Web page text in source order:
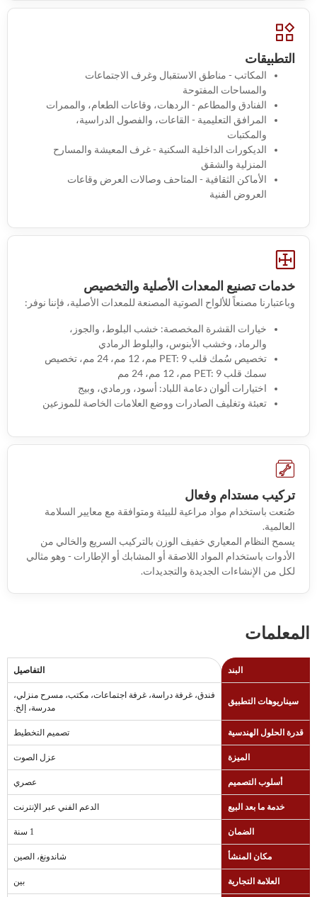
التطبيقات
المكاتب - مناطق الاستقبال وغرف الاجتماعات
والمساحات المفتوحة
الفنادق والمطاعم - الردهات، وقاعات الطعام، والممرات
المرافق التعليمية - القاعات، والفصول الدراسية،
والمكتبات
الديكورات الداخلية السكنية - غرف المعيشة والمسارح
المنزلية والشقق
الأماكن الثقافية - المتاحف وصالات العرض وقاعات
العروض الفنية
خدمات تصنيع المعدات الأصلية والتخصيص
وباعتبارنا مصنعاً للألواح الصوتية المصنعة للمعدات الأصلية، فإننا نوفر:
خيارات القشرة المخصصة: خشب البلوط، والجوز،
والرماد، وخشب الأبنوس، والبلوط الرمادي
تخصيص سُمك قلب PET: 9 مم، 12 مم، 24 مم، تخصيص
سمك قلب PET: 9 مم، 12 مم، 24 مم
اختيارات ألوان دعامة اللباد: أسود، ورمادي، وبيج
تعبئة وتغليف الصادرات ووضع العلامات الخاصة للموزعين
تركيب مستدام وفعال
صُنعت باستخدام مواد مراعية للبيئة ومتوافقة مع معايير السلامة
العالمية.
يسمح النظام المعياري خفيف الوزن بالتركيب السريع والخالي من
الأدوات باستخدام المواد اللاصقة أو المشابك أو الإطارات - وهو مثالي
لكل من الإنشاءات الجديدة والتجديدات.
المعلمات
البند التفاصيل
سيناريوهات التطبيق
فندق، غرفة دراسة، غرفة اجتماعات، مكتب، مسرح منزلي،
مدرسة، إلخ.
قدرة الحلول الهندسية تصميم التخطيط
الميزة عزل الصوت
أسلوب التصميم عصري
خدمة ما بعد البيع الدعم الفني عبر الإنترنت
الضمان 1 سنة
مكان المنشأ شاندونغ، الصين
العلامة التجارية بين